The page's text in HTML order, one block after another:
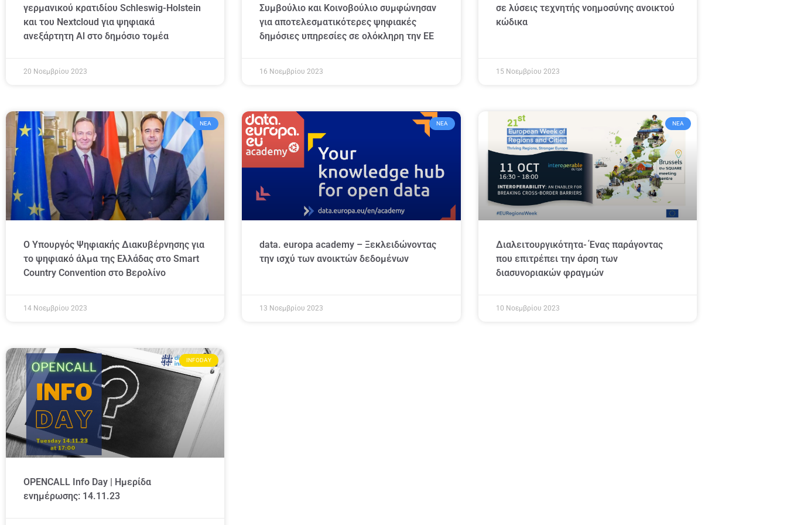
γερμανικού κρατιδίου Schleswig-Holstein
και του Nextcloud για ψηφιακά
ανεξάρτητη Al στο δημόσιο τομέα
20 Νοεμβρίου 2023
Συμβούλιο και Κοινοβούλιο συμφώνησαν
για αποτελεσματικότερες ψηφιακές
δημόσιες υπηρεσίες σε ολόκληρη την ΕΕ
16 Νοεμβρίου 2023
σε λύσεις τεχνητής νοημοσύνης ανοικτού
κώδικα
15 Νοεμβρίου 2023
ΝΈΑ
Ο Υπουργός Ψηφιακής Διακυβέρνησης για
το ψηφιακό άλμα της Ελλάδας στο Smart
Country Convention στο Βερολίνο
14 Νοεμβρίου 2023
ΝΈΑ
data. europa academy – Ξεκλειδώνοντας
την ισχύ των ανοικτών δεδομένων
13 Νοεμβρίου 2023
ΝΈΑ
Διαλειτουργικότητα- Ένας παράγοντας
που επιτρέπει την άρση των
διασυνοριακών φραγμών
10 Νοεμβρίου 2023
INFODAY
OPENCALL Info Day | Ημερίδα
ενημέρωσης: 14.11.23